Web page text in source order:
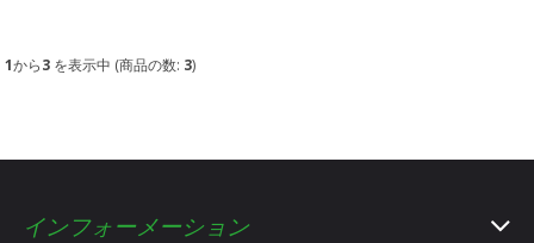
1から3 を表示中 (商品の数: 3)
インフォーメーション